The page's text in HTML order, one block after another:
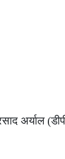
अर्याल